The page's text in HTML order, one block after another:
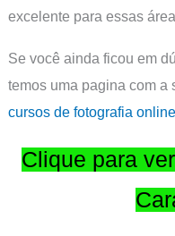
excelente para essas
Se você ainda ficou em
temos uma pagina com a
cursos de fotografia online
Clique para